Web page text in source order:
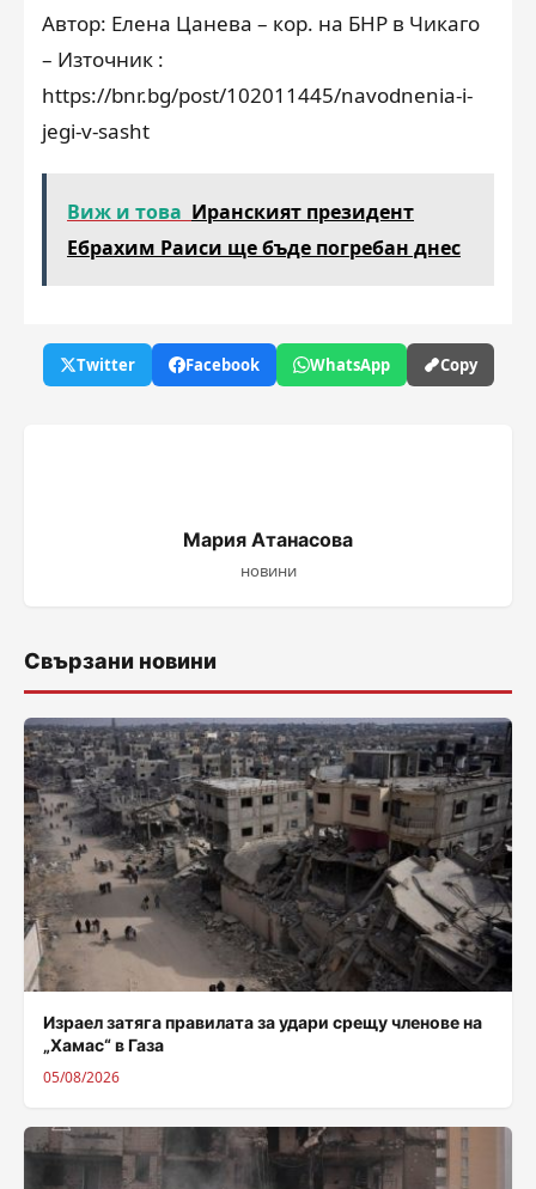
Автор: Елена Цанева – кор. на БНР в Чикаго
– Източник :
https://bnr.bg/post/102011445/navodnenia-i-
jegi-v-sasht
Виж и това Иранският президент
Ебрахим Раиси ще бъде погребан днес
Twitter Facebook WhatsApp Copy
Мария Атанасова
новини
Свързани новини
Израел затяга правилата за удари срещу членове на
„Хамас“ в Газа
05/08/2026